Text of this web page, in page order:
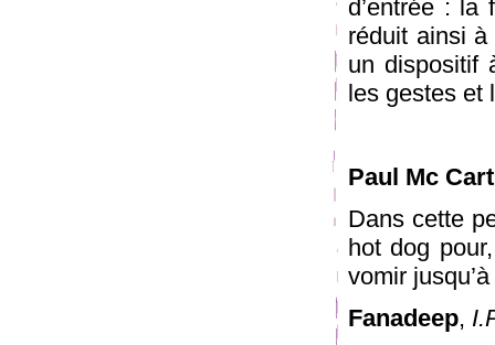
d’entrée : la
réduit ainsi
un dispositif
les gestes et
Paul Mc
Dans cette
hot dog
vomir
Fanadeep,